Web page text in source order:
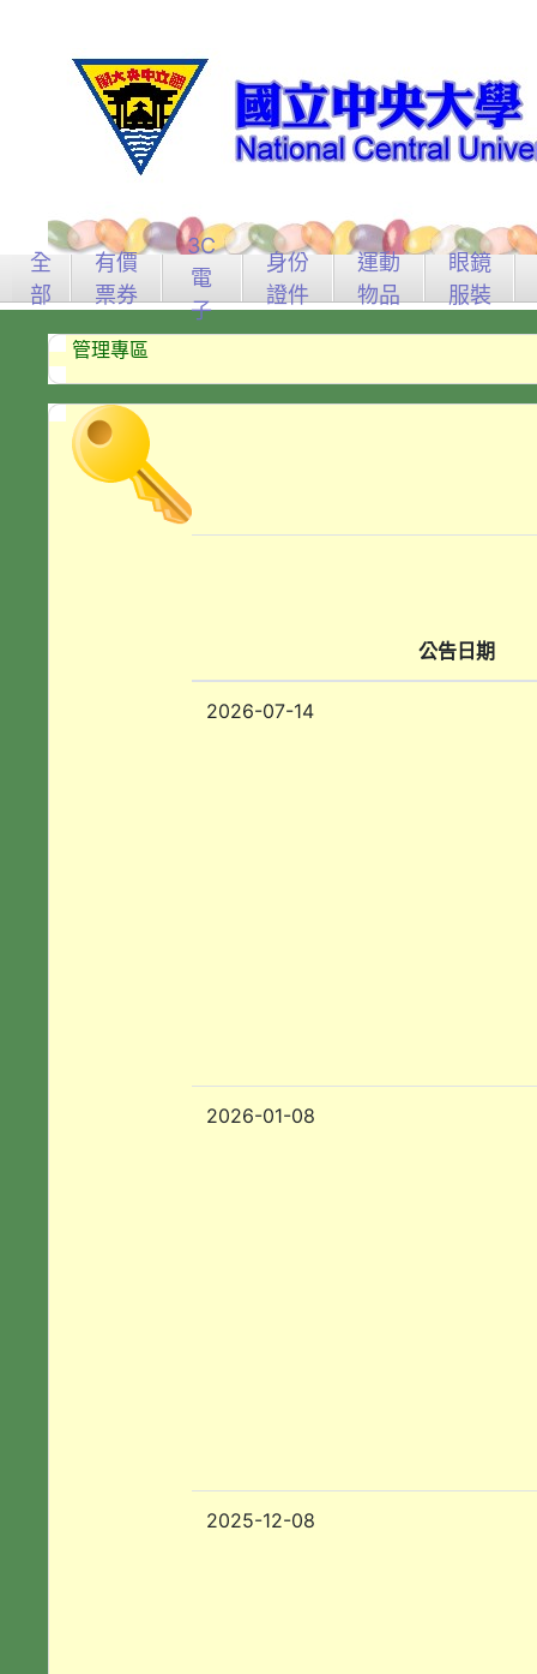
全
部
有價
票券
3C
電
子
身份
證件
運動
物品
眼鏡
服裝
管理專區
公告日期
2026-07-14
2026-01-08
2025-12-08